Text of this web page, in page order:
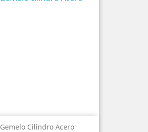
Gemelo Cilindro Acero